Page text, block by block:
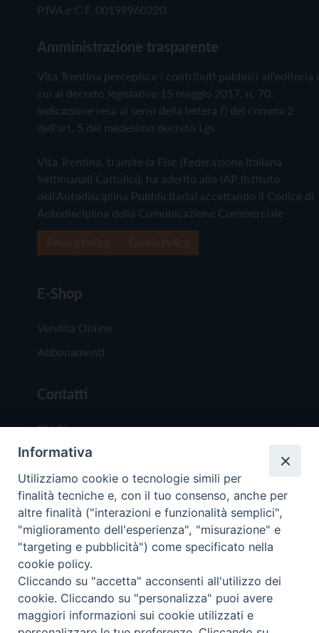
P.IVA e C.F. 00199960220
Amministrazione trasparente
Vita Trentina percepisce i contributi pubblici all'editoria
cui al decreto legislativo 15 maggio 2017, n. 70.
Indicazione resa ai sensi della lettera f) del comma 2
dell'art. 5 del medesimo decreto Lgs.
Vita Trentina, tramite la Fisc (Federazione Italiana
Settimanali Cattolici), ha aderito allo IAP (Istituto
dell'Autodisciplina Pubblicitaria) accettando il Codice di
Autodisciplina della Comunicazione Commerciale
E-Shop
Vendita Online
Abbonamenti
Contatti
Chi Siamo
Redazione
Scrivici
Copyright © 2019 - Tutti i diritti riservati - Vita
Trentina Editrice
Privacy Policy
Informativa
Utilizziamo cookie o tecnologie simili per
finalità tecniche e, con il tuo consenso, anche per
altre finalità ("interazioni e funzionalità semplici",
"miglioramento dell'esperienza", "misurazione" e
"targeting e pubblicità") come specificato nella
cookie policy.
Cliccando su "accetta" acconsenti all'utilizzo dei
cookie. Cliccando su "personalizza" puoi avere
maggiori informazioni sui cookie utilizzati e